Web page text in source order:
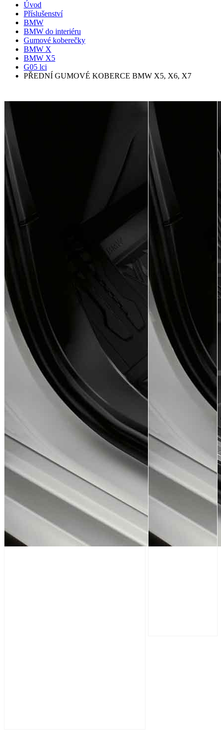
Úvod
Příslušenství
BMW
BMW do interiéru
Gumové koberečky
BMW X
BMW X5
G05 lci
PŘEDNÍ GUMOVÉ KOBERCE BMW X5, X6, X7